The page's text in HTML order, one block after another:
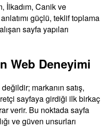
İlkadım, Canik ve
güçlü, teklif toplama
sayfa yapıları
Web Deneyimi
markanın satış,
sayfaya girdiği ilk birkaç
verir. Bu noktada sayfa
ve güven unsurları